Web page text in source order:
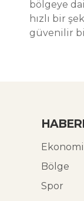
bölgeye
hızlı bir
güvenilir
Ekonomi
Bölge
Spor